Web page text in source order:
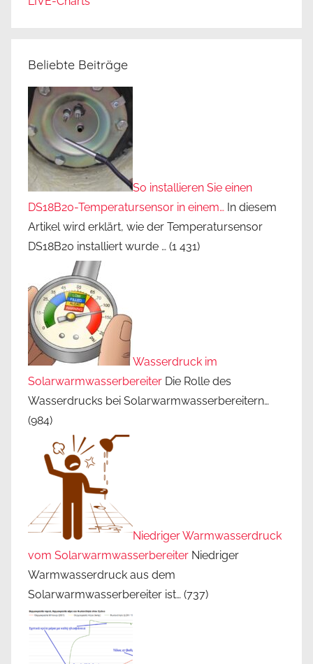
Beliebte Beiträge
So installieren Sie einen
DS18B20-Temperatursensor in einem… In diesem
Artikel wird erklärt, wie der Temperatursensor
DS18B20 installiert wurde … (1 431)
Wasserdruck im
Solarwarmwasserbereiter Die Rolle des
Wasserdrucks bei Solarwarmwasserbereitern…
(984)
Niedriger Warmwasserdruck
vom Solarwarmwasserbereiter Niedriger
Warmwasserdruck aus dem
Solarwarmwasserbereiter ist… (737)